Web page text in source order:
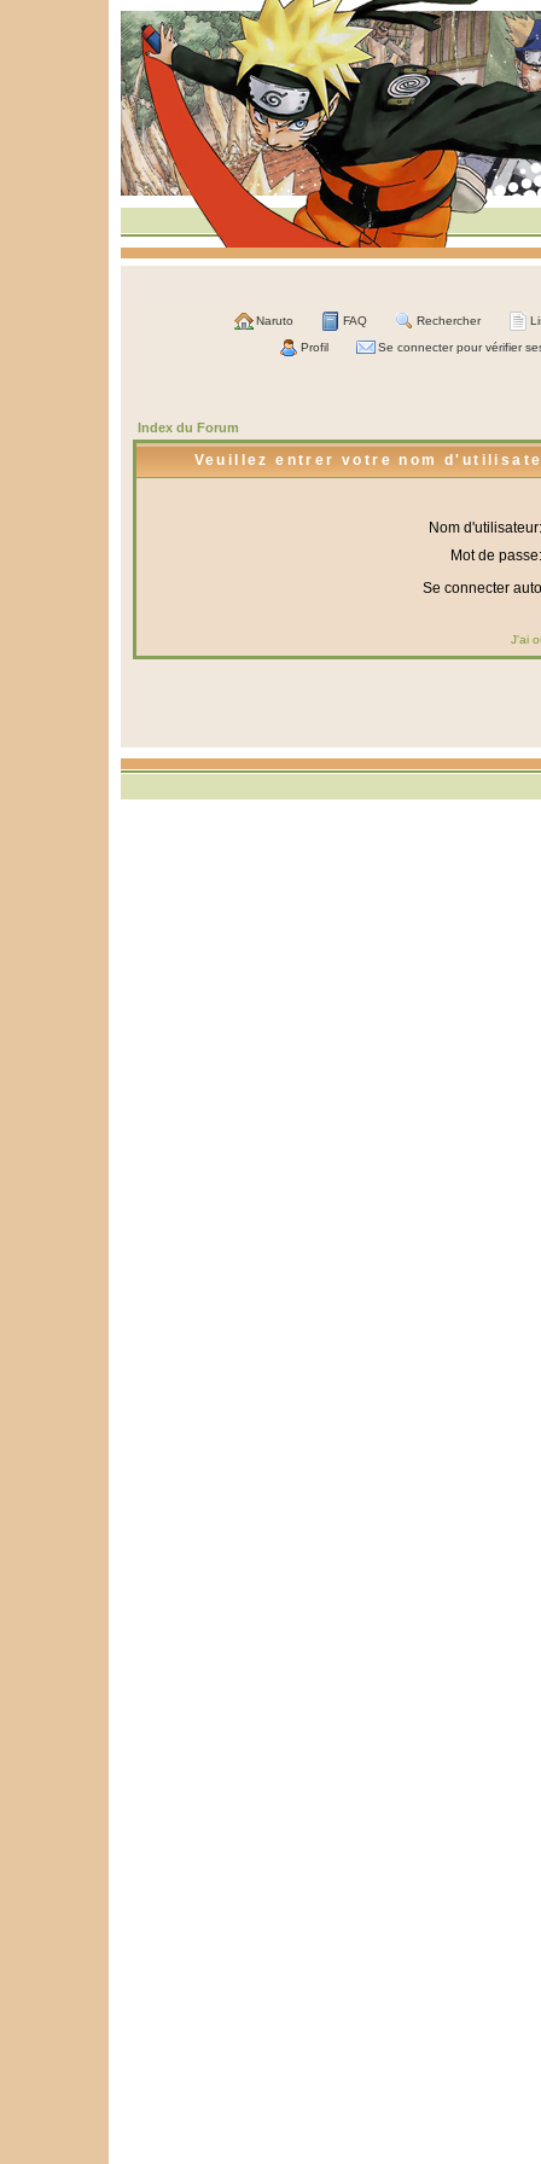
Naruto FAQ Rechercher
Profil Se connecter pour vérifier
Index du Forum
Veuillez entrer votre nom
Nom d'utilisateur:
Mot de passe:
Se connecter
J'ai